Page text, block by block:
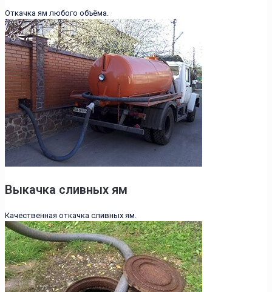
Откачка ям любого объёма.
Выкачка сливных ям
Качественная откачка сливных ям.